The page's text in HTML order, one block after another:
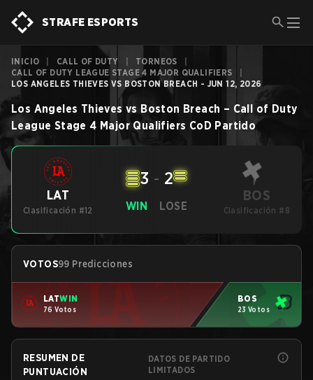
STRAFE ESPORTS
INICIO CALL OF DUTY TORNEOS
CALL OF DUTY LEAGUE STAGE 4 MAJOR QUALIFIERS
LOS ANGELES THIEVES VS BOSTON BREACH - JUN 12, 2026
Los Angeles Thieves vs Boston Breach – Call of Duty
League Stage 4 Major Qualifiers CoD Partido
LAT
Clasificación #12 WIN
3 - 2
LOSE
BOS
Clasificación #8
VOTOS99 Predicciones
LATWIN
76 Votos
BOS
23 Votos
RESUMEN DE
PUNTUACIÓN
DATOS DE PARTIDO
LIMITADOS